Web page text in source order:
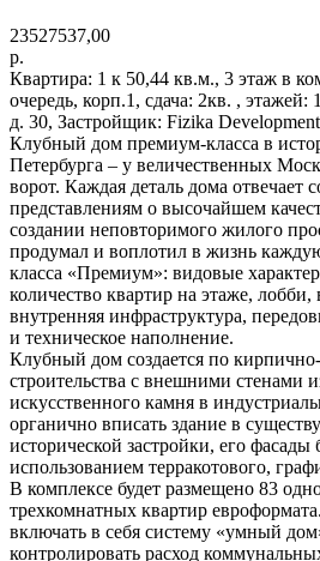
23527537,00
р.
Квартира: 1 к 50,44 кв.м., 3 этаж в
очередь, корп.1, сдача: 2кв. , этажей:
д. 30, Застройщик: Fizika
Клубный дом премиум-класса в
Петербурга – у величественных
ворот. Каждая деталь дома отвечает
представлениям о высочайшем
создании неповторимого жилого
продумал и воплотил в жизнь
класса «Премиум»: видовые
количество квартир на этаже,
внутренняя инфраструктура,
и техническое наполнение.
Клубный дом создается по
строительства с внешними стенами
искусственного камня в
органично вписать здание в
исторической застройки, его
использованием терракотового,
В комплексе будет размещено 83
трехкомнатных квартир
включать в себя систему «умный
контролировать расход